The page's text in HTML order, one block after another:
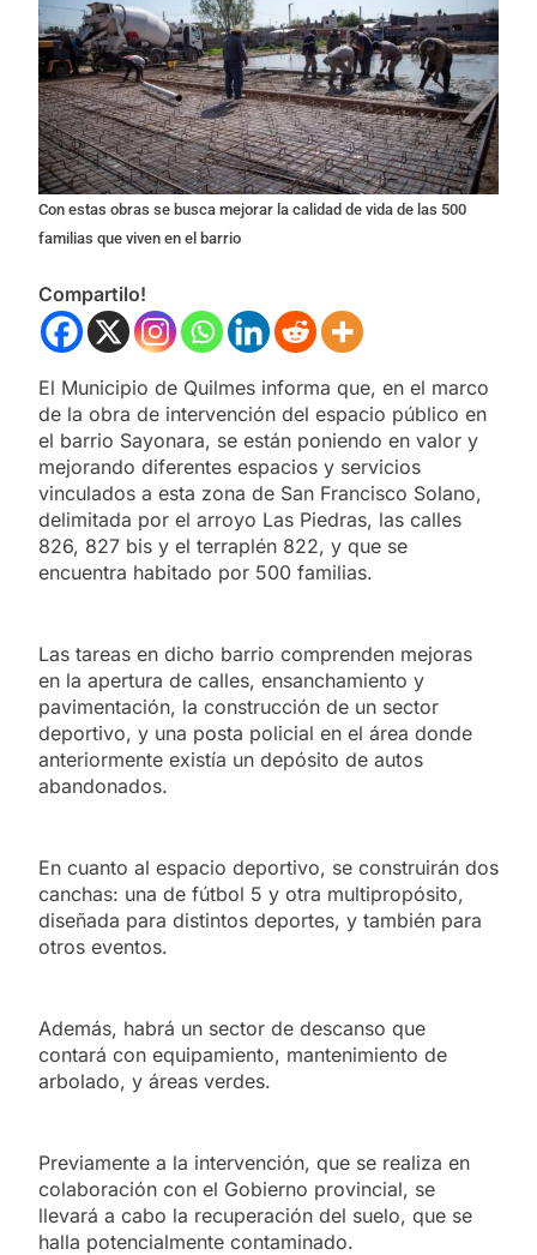
Con estas obras se busca mejorar la calidad de vida de las 500
familias que viven en el barrio
Compartilo!
El Municipio de Quilmes informa que, en el marco
de la obra de intervención del espacio público en
el barrio Sayonara, se están poniendo en valor y
mejorando diferentes espacios y servicios
vinculados a esta zona de San Francisco Solano,
delimitada por el arroyo Las Piedras, las calles
826, 827 bis y el terraplén 822, y que se
encuentra habitado por 500 familias.
Las tareas en dicho barrio comprenden mejoras
en la apertura de calles, ensanchamiento y
pavimentación, la construcción de un sector
deportivo, y una posta policial en el área donde
anteriormente existía un depósito de autos
abandonados.
En cuanto al espacio deportivo, se construirán dos
canchas: una de fútbol 5 y otra multipropósito,
diseñada para distintos deportes, y también para
otros eventos.
Además, habrá un sector de descanso que
contará con equipamiento, mantenimiento de
arbolado, y áreas verdes.
Previamente a la intervención, que se realiza en
colaboración con el Gobierno provincial, se
llevará a cabo la recuperación del suelo, que se
halla potencialmente contaminado.